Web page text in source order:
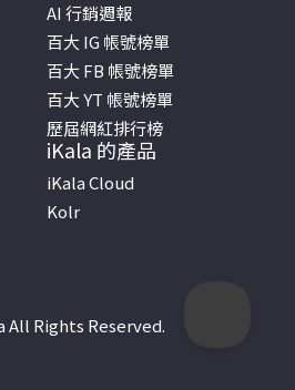
AI 行銷週報
百大 IG 帳號榜單
百大 FB 帳號榜單
百大 YT 帳號榜單
歷屆網紅排行榜
iKala 的產品
iKala Cloud
Kolr
All Rights Reserved.